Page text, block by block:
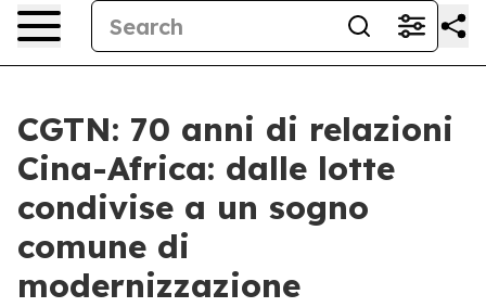
CGTN: 70 anni di relazioni
Cina-Africa: dalle lotte
condivise a un sogno
comune di
modernizzazione